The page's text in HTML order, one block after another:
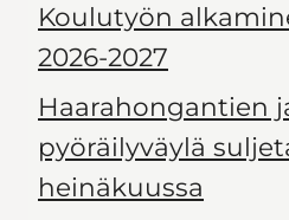
Koulutyön
2026-2027
Haarahongantien
pyöräilyväylä
heinäkuussa